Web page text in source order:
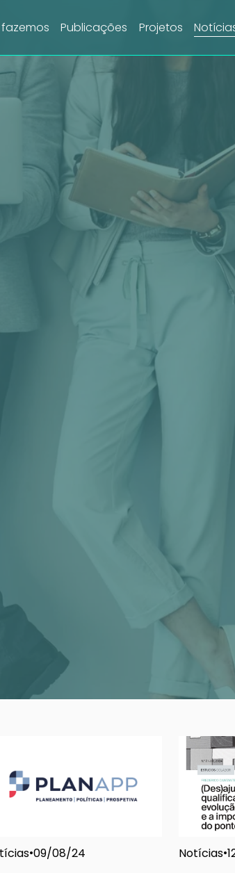
Publicações Projetos
09/08/24 Notícias